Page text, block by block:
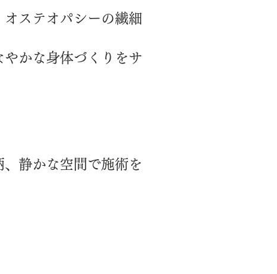
ステオパシーの繊細
かな身体づくりをサ
静かな空間で施術を